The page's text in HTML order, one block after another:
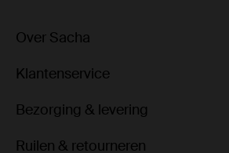
Over Sacha
Klantenservice
Bezorging & levering
Ruilen & retourneren